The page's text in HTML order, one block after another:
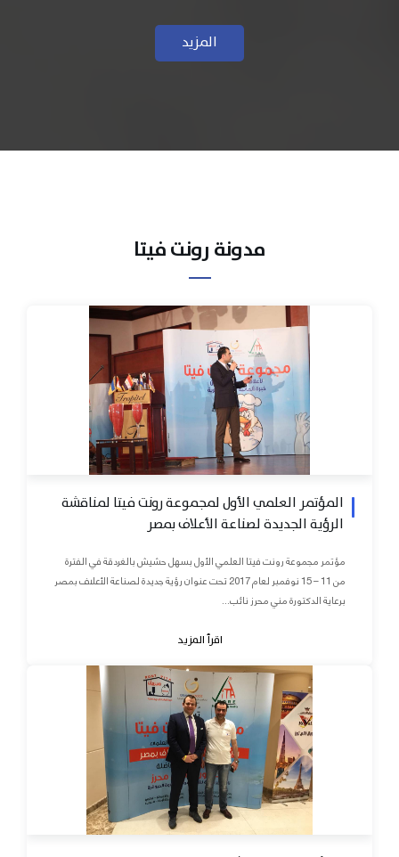
المزيد
مدونة رونت فيتا
المؤتمر العلمي الأول لمجموعة رونت فيتا لمناقشة
الرؤية الجديدة لصناعة الأعلاف بمصر
مؤتمر مجموعة رونت فيتا العلمي الأول بسهل حشيش بالغردقة في الفترة
من 11 – 15 نوفمبر لعام 2017 تحت عنوان رؤية جديدة لصناعة الأعلاف بمصر
برعاية الدكتورة مني محرز نائب...
اقرأ المزيد